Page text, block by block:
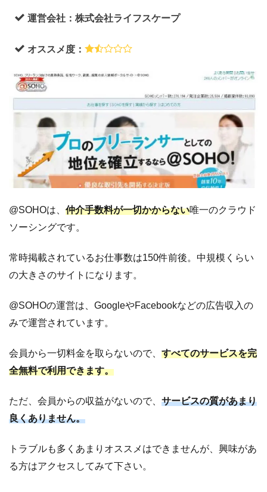
ン
グ
記
ま
運営会社：株式会社ライフスケープ
オススメ度：
@SOHOは、 仲介手数料が一切かからない唯一のクラウド
ソーシングです。
常時掲載されているお仕事数は150件前後。中規模くらい
の大きさのサイトになります。
@SOHOの運営は、GoogleやFacebookなどの広告収入の
みで運営されています。
会員から一切料金を取らないので、 すべてのサービスを完
全無料で利用できます。
ただ、会員からの収益がないので、 サービスの質があまり
良くありません。
トラブルも多くあまりオススメはできませんが、興味があ
る方はアクセスしてみて下さい。